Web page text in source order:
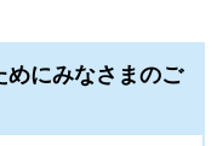
めにみなさまのご